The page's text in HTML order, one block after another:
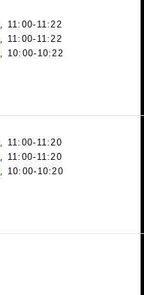
, 11:00-11:22
, 11:00-11:22
, 10:00-10:22
, 11:00-11:20
, 11:00-11:20
, 10:00-10:20